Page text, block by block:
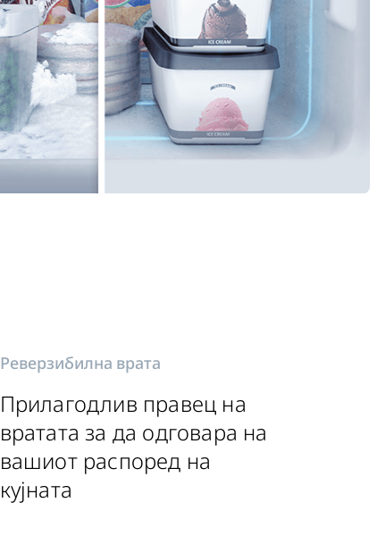
Реверзибилна врата
Прилагодлив правец на
вратата за да одговара на
вашиот распоред на
кујната